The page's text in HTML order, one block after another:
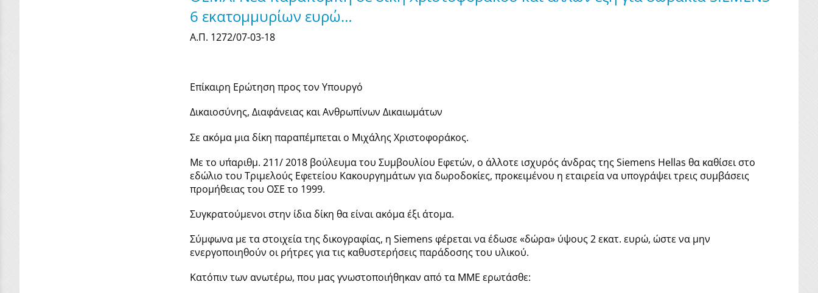
6 εκατομμυρίων ευρώ…
Α.Π. 1272/07-03-18
Επίκαιρη Ερώτηση προς τον Υπουργό
Δικαιοσύνης, Διαφάνειας και Ανθρωπίνων Δικαιωμάτων
Σε ακόμα μια δίκη παραπέμπεται ο Μιχάλης Χριστοφοράκος.
Με το υπ΄αριθμ. 211/ 2018 βούλευμα του Συμβουλίου Εφετών, ο άλλοτε ισχυρός άνδρας της Siemens Hellas θα καθίσει στο
εδώλιο του Τριμελούς Εφετείου Κακουργημάτων για δωροδοκίες, προκειμένου η εταιρεία να υπογράψει τρεις συμβάσεις
προμήθειας του ΟΣΕ το 1999.
Συγκρατούμενοι στην ίδια δίκη θα είναι ακόμα έξι άτομα.
Σύμφωνα με τα στοιχεία της δικογραφίας, η Siemens φέρεται να έδωσε «δώρα» ύψους 2 εκατ. ευρώ, ώστε να μην
ενεργοποιηθούν οι ρήτρες για τις καθυστερήσεις παράδοσης του υλικού.
Κατόπιν των ανωτέρω, που μας γνωστοποιήθηκαν από τα ΜΜΕ ερωτάσθε: